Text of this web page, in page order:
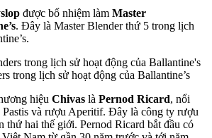
được bổ nhiệm làm Master
. Đây là Master Blender thứ 5 trong lịch
trong lịch sử hoạt động của Ballantine’s
hiệu Chivas là Pernod Ricard, nổi
và rượu Aperitif. Đây là công ty rượu
thứ hai thế giới. Pernod Ricard bắt đầu có